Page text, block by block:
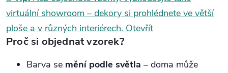
virtuální showroom – dekory si prohlédnete ve větší
ploše a v různých interiérech. Otevřít
Proč si objednat vzorek?
Barva se mění podle světla – doma může